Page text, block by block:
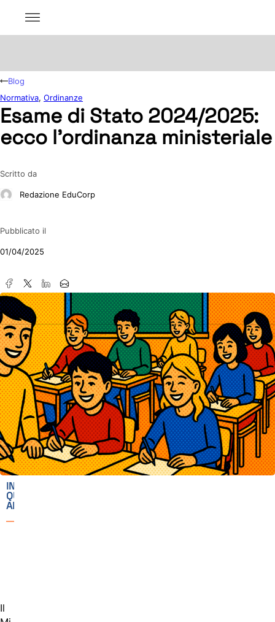
Esame di Stato 2024/2025:
ecco l’ordinanza ministeriale
Scritto da
Redazione EduCorp
Pubblicato il
01/04/2025
Blog
Normativa, Ordinanze
IN
QUESTO
ARTICOLO
Il